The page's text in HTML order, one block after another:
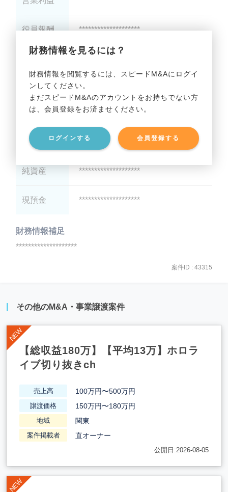
財務情報を見るには？
財務情報を閲覧するには、スピードM&Aにログイ
ンしてください。
まだスピードM&Aのアカウントをお持ちでない方
は、会員登録をお済ませください。
ログインする 会員登録する
役員報酬 ********************
貸借対照表（B/S）
総資産 ********************
有利子負債 ********************
純資産 ********************
現預金 ********************
財務情報補足
********************
案件ID : 43315
その他のM&A・事業譲渡案件
【総収益180万】【平均13万】ホロラ
イブ切り抜きch
売上高 100万円〜500万円
譲渡価格 150万円〜180万円
地域 関東
案件掲載者 直オーナー
公開日:2026-08-05